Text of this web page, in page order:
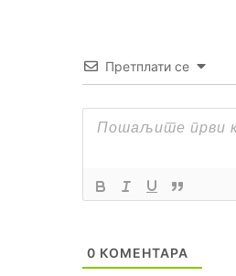
Претплати се
0 КОМЕНТАРА